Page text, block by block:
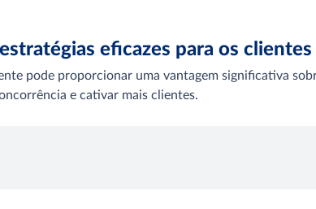
eficazes para os clientes
pode proporcionar uma vantagem significativa
e cativar mais clientes.